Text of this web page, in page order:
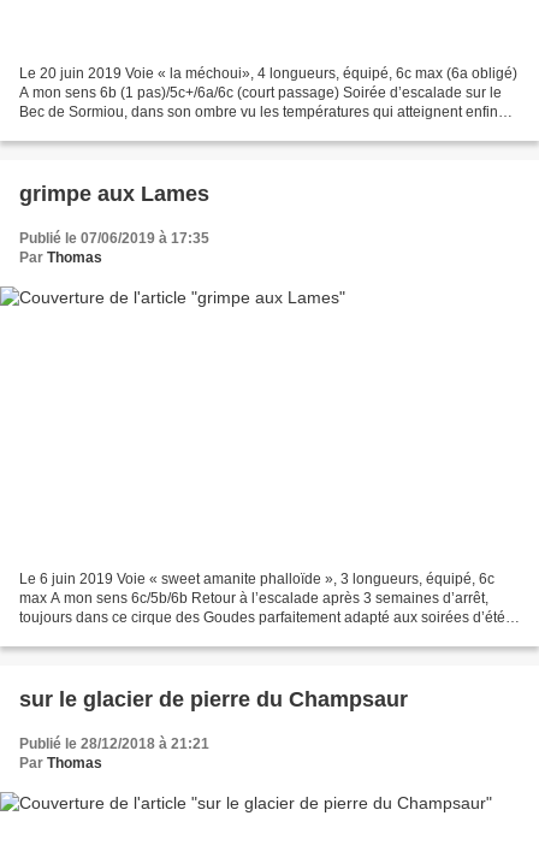
Le 20 juin 2019 Voie « la méchoui», 4 longueurs, équipé, 6c max (6a obligé)
A mon sens 6b (1 pas)/5c+/6a/6c (court passage) Soirée d’escalade sur le
Bec de Sormiou, dans son ombre vu les températures qui atteignent enfin
grimpe aux Lames
Publié le 07/06/2019 à 17:35
Par Thomas
Le 6 juin 2019 Voie « sweet amanite phalloïde », 3 longueurs, équipé, 6c
max A mon sens 6c/5b/6b Retour à l’escalade après 3 semaines d’arrêt,
toujours dans ce cirque des Goudes parfaitement adapté aux soirées d’été,
sur le glacier de pierre du Champsaur
Publié le 28/12/2018 à 21:21
Par Thomas